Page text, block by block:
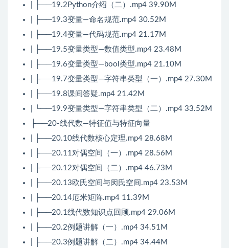
| ├──19.2Python介绍（二）.mp4 39.90M
| ├──19.3变量—命名规范.mp4 30.52M
| ├──19.4变量—代码规范.mp4 21.17M
| ├──19.5变量类型—数值类型.mp4 23.48M
| ├──19.6变量类型—bool类型.mp4 21.10M
| ├──19.7变量类型—字符串类型（一）.mp4 27.30M
| ├──19.8课间答疑.mp4 21.42M
| └──19.9变量类型—字符串类型（二）.mp4 33.52M
├──20-线代数—特征值与特征向量
| ├──20.10线代数核心定理.mp4 28.68M
| ├──20.11对偶空间（一）.mp4 28.56M
| ├──20.12对偶空间（二）.mp4 46.73M
| ├──20.13欧氏空间与闵氏空间.mp4 23.53M
| ├──20.14厄米矩阵.mp4 11.39M
| ├──20.1线代数知识点回顾.mp4 29.06M
| ├──20.2例题讲解（一）.mp4 34.51M
| ├──20.3例题讲解（二）.mp4 34.44M